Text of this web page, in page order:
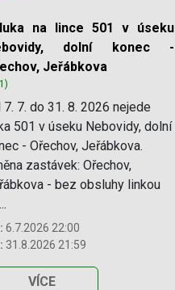
na lince 501 v úseku
dolní konec -
Jeřábkova
7. 7. do 31. 8. 2026 nejede
501 v úseku Nebovidy, dolní
- Ořechov, Jeřábkova.
zastávek: Ořechov,
- bez obsluhy linkou
6.7.2026 22:00
31.8.2026 21:59
VÍCE